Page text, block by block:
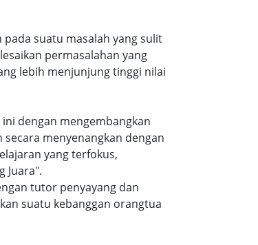
suatu masalah yang sulit
permasalahan yang
lebih menjunjung tinggi nilai
dengan mengembangkan
menyenangkan dengan
yang terfokus,
Juara".
tutor penyayang dan
suatu kebanggan orangtua